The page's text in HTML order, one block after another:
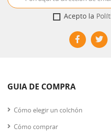
Acepto la
GUIA DE COMPRA
Cómo elegir un colchón
Cómo comprar